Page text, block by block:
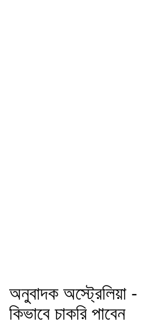
অনুবাদক অস্ট্রেলিয়া
কিভাবে চাকরি পাবেন